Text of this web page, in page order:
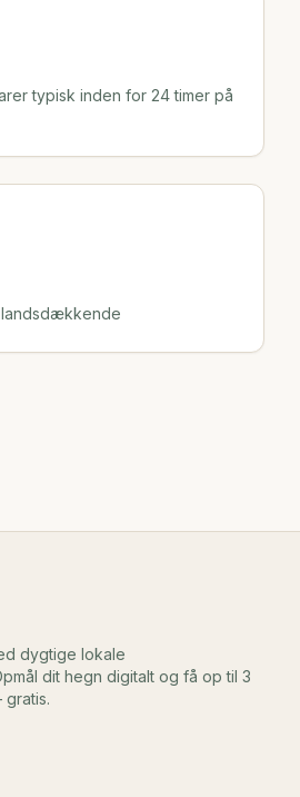
typisk inden for 24 timer på
dygtige lokale
dit hegn digitalt og få op til 3